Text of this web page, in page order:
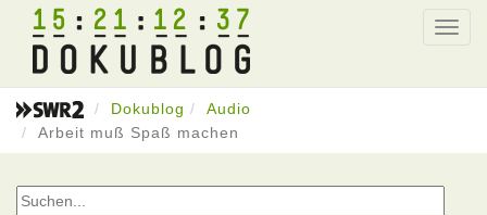
15 21 12 37
Dokublog
Audio
Arbeit muß Spaß machen